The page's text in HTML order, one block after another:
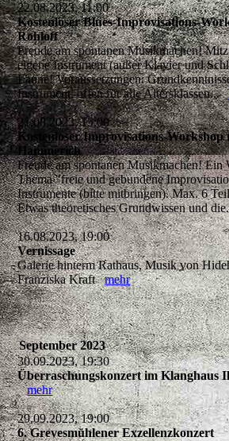
22.08.2023, 11:00
Kostenloser Blues-Improvisations-
Rohloff
Freude am spontanen Musikmachen!
eigene Instrument (außer Klavier und
Laune! Voraussetzungen:
Instrument, offen für alle Altersklassen...
21.08.2023, 15:00
Kostenloser Improvisations-
Hammerich
Freude am spontanen Musikmachen! Ein
Thema "freie und gebundene
Instrumente (bitte mitbringen). Max. 6
Etwas theoretisches Grundwissen und
16.08.2023, 19:00
Vernissage
Galerie hinterm Rathaus, Musik von
Franziska Kraftmehr
September 2023
30.09.2023, 19:30
Überraschungskonzert im Klanghaus
mehr
29.09.2023, 19:00
6. Grevesmühlener Exzellenzkonzert